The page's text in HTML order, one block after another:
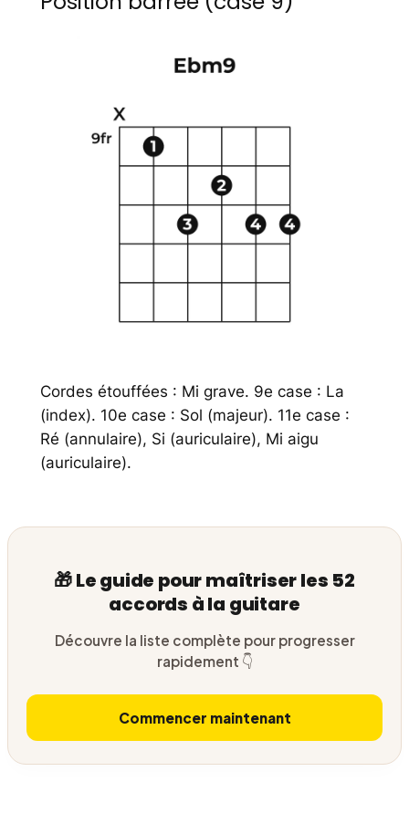
Cordes étouffées : Mi grave. 9e case : La
(index). 10e case : Sol (majeur). 11e case :
Ré (annulaire), Si (auriculaire), Mi aigu
(auriculaire).
🎁 Le guide pour maîtriser les 52
accords à la guitare
Découvre la liste complète pour progresser
rapidement 👇
Commencer maintenant